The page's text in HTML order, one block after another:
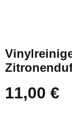
Regulärer Preis:
11,00 €